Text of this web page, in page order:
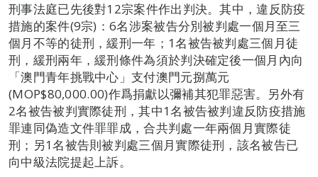
刑事法庭已先後對12宗案件作出判決。其中，違反防疫
措施的案件(9宗)：6名涉案被告分別被判處一個月至三
個月不等的徒刑，緩刑一年；1名被告被判處三個月徒
刑，緩刑兩年，緩刑條件為須於判決確定後一個月內向
「澳門青年挑戰中心」支付澳門元捌萬元
(MOP$80,000.00)作爲捐獻以彌補其犯罪惡害。另外有
2名被告被判實際徒刑，其中1名被告被判違反防疫措施
罪連同偽造文件罪罪成，合共判處一年兩個月實際徒
刑；另1名被告則被判處三個月實際徒刑，該名被告已
向中級法院提起上訴。